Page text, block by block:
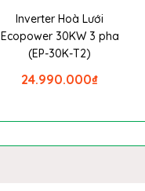
Inverter Hoà Lưới
Ecopower 30KW 3 pha
(EP-30K-T2)
₫
24.990.000